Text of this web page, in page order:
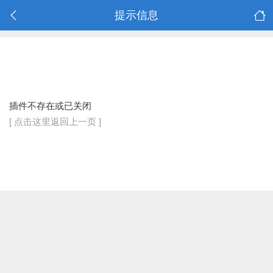
提示信息
插件不存在或已关闭
[ 点击这里返回上一页 ]